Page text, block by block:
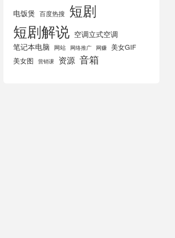
电饭煲 百度热搜 短剧
短剧解说 空调立式空调
笔记本电脑 网站 网络推广 网赚
美女GIF
美女图
营销课 资源 音箱